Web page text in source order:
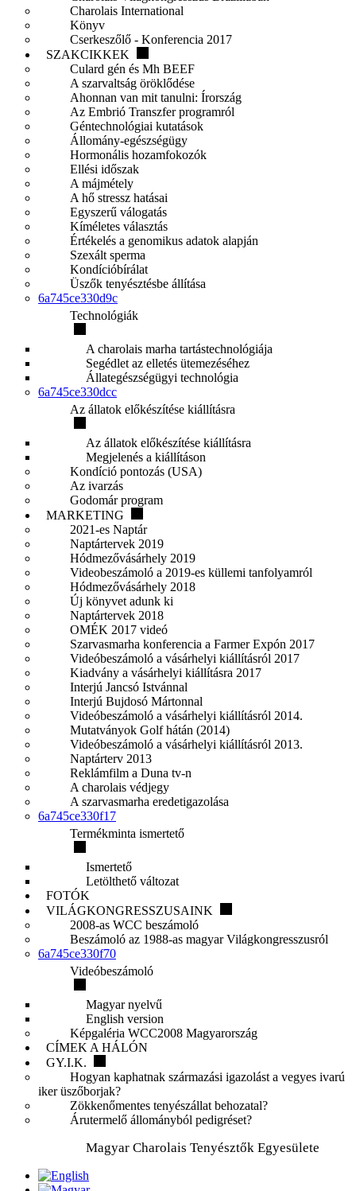
Charolais International
Könyv
Cserkeszőlő - Konferencia 2017
SZAKCIKKEK
Culard gén és Mh BEEF
A szarvaltság öröklődése
Ahonnan van mit tanulni: Írország
Az Embrió Transzfer programról
Géntechnológiai kutatások
Állomány-egészségügy
Hormonális hozamfokozók
Ellési időszak
A májmétely
A hő stressz hatásai
Egyszerű válogatás
Kíméletes választás
Értékelés a genomikus adatok alapján
Szexált sperma
Kondícióbírálat
Üszők tenyésztésbe állítása
6a745ce330d9c
Technológiák
A charolais marha tartástechnológiája
Segédlet az elletés ütemezéséhez
Állategészségügyi technológia
6a745ce330dcc
Az állatok előkészítése kiállításra
Az állatok előkészítése kiállításra
Megjelenés a kiállításon
Kondíció pontozás (USA)
Az ivarzás
Godomár program
MARKETING
2021-es Naptár
Naptártervek 2019
Hódmezővásárhely 2019
Videobeszámoló a 2019-es küllemi tanfolyamról
Hódmezővásárhely 2018
Új könyvet adunk ki
Naptártervek 2018
OMÉK 2017 videó
Szarvasmarha konferencia a Farmer Expón 2017
Videóbeszámoló a vásárhelyi kiállításról 2017
Kiadvány a vásárhelyi kiállításra 2017
Interjú Jancsó Istvánnal
Interjú Bujdosó Mártonnal
Videóbeszámoló a vásárhelyi kiállításról 2014.
Mutatványok Golf hátán (2014)
Videóbeszámoló a vásárhelyi kiállításról 2013.
Naptárterv 2013
Reklámfilm a Duna tv-n
A charolais védjegy
A szarvasmarha eredetigazolása
6a745ce330f17
Termékminta ismertető
Ismertető
Letölthető változat
FOTÓK
VILÁGKONGRESSZUSAINK
2008-as WCC beszámoló
Beszámoló az 1988-as magyar Világkongresszusról
6a745ce330f70
Videóbeszámoló
Magyar nyelvű
English version
Képgaléria WCC2008 Magyarország
CÍMEK A HÁLÓN
GY.I.K.
Hogyan kaphatnak származási igazolást a vegyes ivarú
iker üszőborjak?
Zökkenőmentes tenyészállat behozatal?
Árutermelő állományból pedigréset?
Magyar Charolais Tenyésztők Egyesülete